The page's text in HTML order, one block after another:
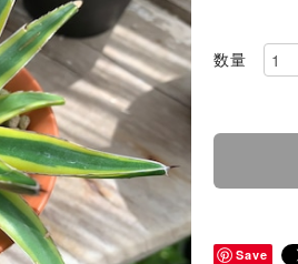
数量
Save